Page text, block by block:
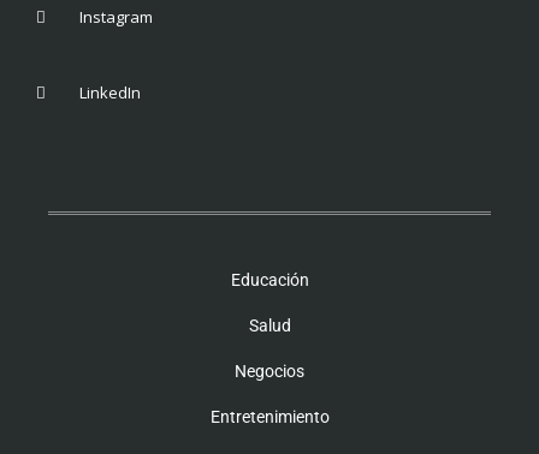
Instagram
LinkedIn
Educación
Salud
Negocios
Entretenimiento